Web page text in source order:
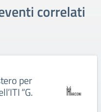
correlati
per
“G.